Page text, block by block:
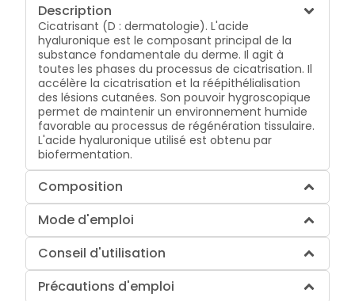
Description
Cicatrisant (D : dermatologie). L'acide
hyaluronique est le composant principal de la
substance fondamentale du derme. Il agit à
toutes les phases du processus de cicatrisation. Il
accélère la cicatrisation et la réépithélialisation
des lésions cutanées. Son pouvoir hygroscopique
permet de maintenir un environnement humide
favorable au processus de régénération tissulaire.
L'acide hyaluronique utilisé est obtenu par
biofermentation.
Composition
Mode d'emploi
Conseil d'utilisation
Précautions d'emploi